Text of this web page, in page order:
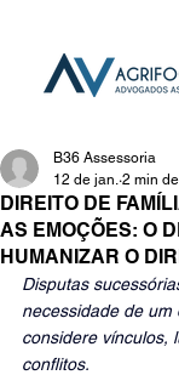
DIREITO DE
AS EMOÇÕES: O
HUMANIZAR O
B36 Assessoria
12 de jan. 2 min
Disputas
necessidade de
considere vínculos,
conflitos.